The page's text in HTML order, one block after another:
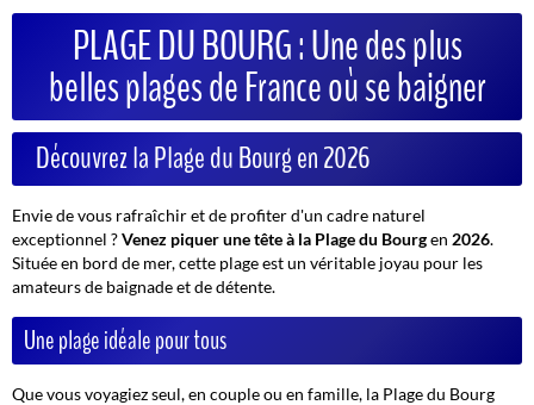
PLAGE DU BOURG : Une des plus
belles plages de France où se baigner
Découvrez la Plage du Bourg en 2026
Envie de vous rafraîchir et de profiter d'un cadre naturel
exceptionnel ?Venez piquer une tête à la Plage du Bourgen 2026.
Située en bord de mer, cette plage est un véritable joyau pour les
amateurs de baignade et de détente.
Une plage idéale pour tous
Que vous voyagiez seul, en couple ou en famille, la Plage du Bourg